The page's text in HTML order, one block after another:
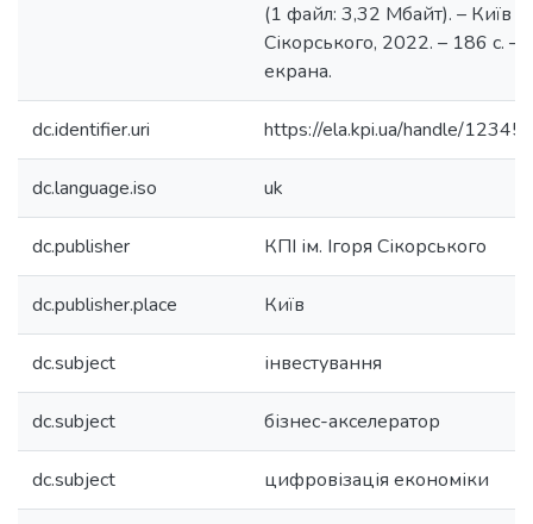
(1 файл: 3,32 Мбайт). – Київ :
Сікорського, 2022. – 186 с. –
екрана.
dc.identifier.uri https://ela.kpi.ua/handle/
dc.language.iso uk
dc.publisher КПІ ім. Ігоря Сікорського
dc.publisher.place Київ
dc.subject інвестування
dc.subject бізнес-акселератор
dc.subject цифровізація економіки